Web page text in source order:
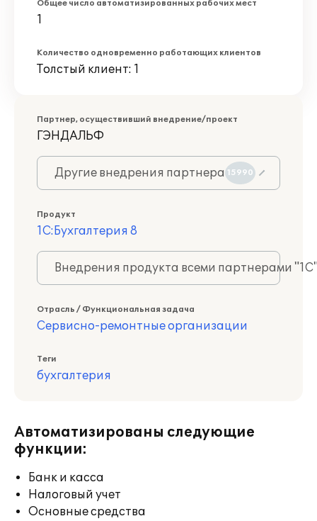
Общее число автоматизированных рабочих мест
1
Количество одновременно работающих клиентов
Толстый клиент: 1
Партнер, осуществивший внедрение/проект
ГЭНДАЛЬФ
Другие внедрения партнера 15990
Продукт
1С:Бухгалтерия 8
Внедрения продукта всеми партнерами
Отрасль / Функциональная задача
Сервисно-ремонтные организации
Теги
бухгалтерия
Автоматизированы следующие
функции:
Банк и касса
Налоговый учет
Основные средства